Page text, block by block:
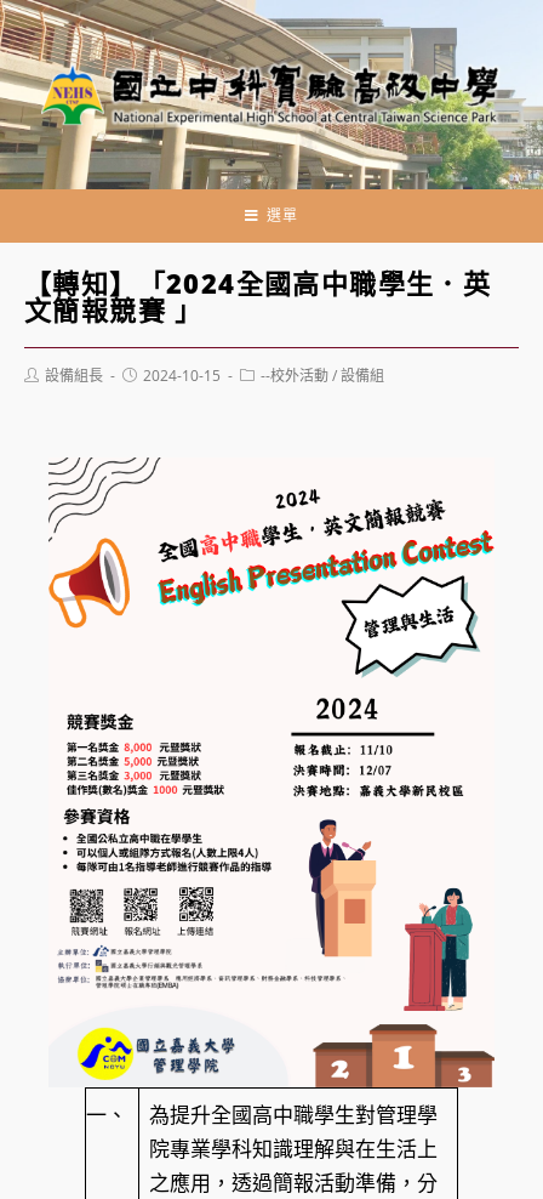
跳
轉
至
主
要
內
選單
【轉知】「2024全國高中職學生．英
文簡報競賽 」
Post設備組長
Post2024-10-15
Post--校外活動/設備組
一、
為提升全國高中職學生對管理學
院專業學科知識理解與在生活上
之應用，透過簡報活動準備，分